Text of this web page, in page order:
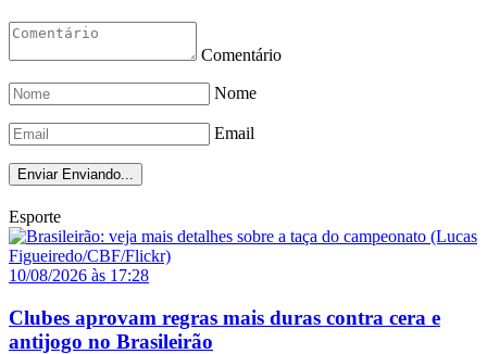
Comentário
Nome
Email
Enviar Enviando...
Esporte
10/08/2026 às 17:28
Clubes aprovam regras mais duras contra cera e
antijogo no Brasileirão